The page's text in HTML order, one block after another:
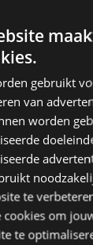
| 10:49
beklimt
gebruikt
van
worden
te
cookies om
te